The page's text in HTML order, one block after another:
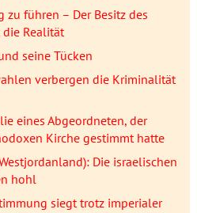
zu führen – Der Besitz des
Realität
seine Tücken
verbergen die Kriminalität
eines Abgeordneten, der
Kirche gestimmt hatte
Die israelischen
hohl
siegt trotz imperialer